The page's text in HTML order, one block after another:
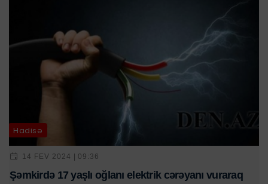
Hadisə
14 FEV 2024 | 09:36
Şəmkirdə 17 yaşlı oğlanı elektrik cərəyanı vuraraq